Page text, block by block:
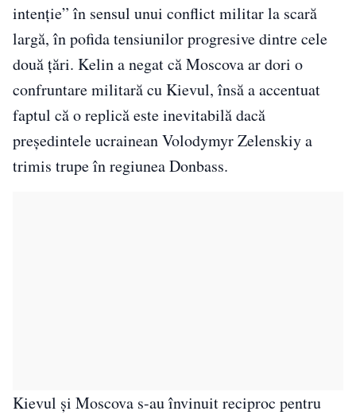
intenție” în sensul unui conflict militar la scară
largă, în pofida tensiunilor progresive dintre cele
două țări. Kelin a negat că Moscova ar dori o
confruntare militară cu Kievul, însă a accentuat
faptul că o replică este inevitabilă dacă
președintele ucrainean Volodymyr Zelenskiy a
trimis trupe în regiunea Donbass.
Kievul și Moscova s-au învinuit reciproc pentru